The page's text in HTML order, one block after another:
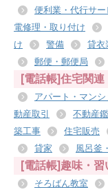
便利業・代行サー
電修理・取り付け
け
警備 貸衣
郵便・郵便局
[電話帳]住宅関連
アパート・マンシ
動産取引
不動産
築工事
住宅販売
貸家
風呂釜
[電話帳]趣味・習
そろばん教室